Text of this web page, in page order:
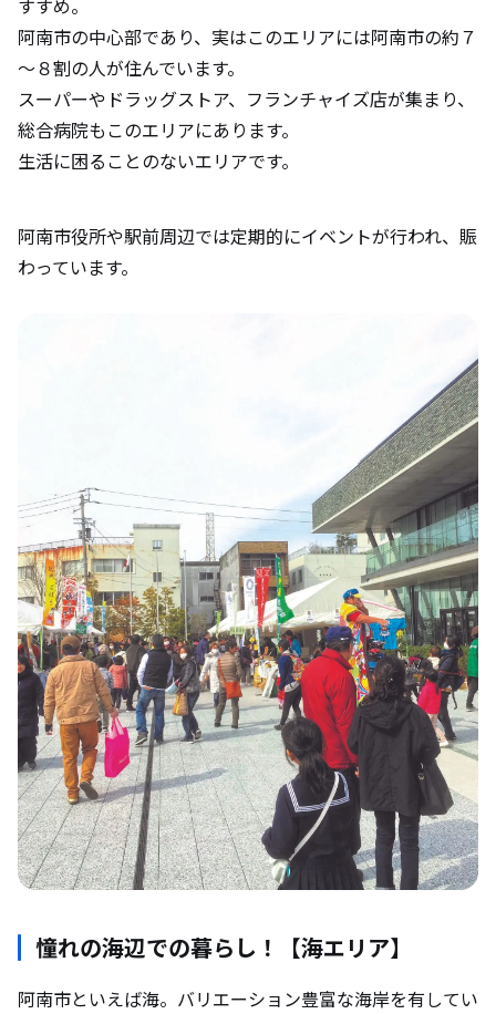
すすめ。
阿南市の中心部であり、実はこのエリアには阿南市の約７
～８割の人が住んでいます。
スーパーやドラッグストア、フランチャイズ店が集まり、
総合病院もこのエリアにあります。
生活に困ることのないエリアです。
阿南市役所や駅前周辺では定期的にイベントが行われ、賑
わっています。
憧れの海辺での暮らし！【海エリア】
阿南市といえば海。バリエーション豊富な海岸を有してい